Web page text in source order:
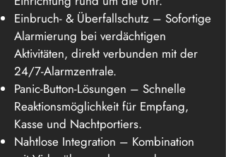
Einbruch- & Überfallschutz – Sofortige
Alarmierung bei verdächtigen
Aktivitäten, direkt verbunden mit der
24/7-Alarmzentrale.
Panic-Button-Lösungen – Schnelle
Reaktionsmöglichkeit für Empfang,
Kasse und Nachtportiers.
Nahtlose Integration – Kombination